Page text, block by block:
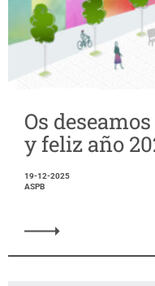
Os
y feliz año
19-12-2025
ASPB